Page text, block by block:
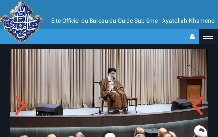
Site Officiel du Bureau du Guide Suprême - Ayatollah Khamenei